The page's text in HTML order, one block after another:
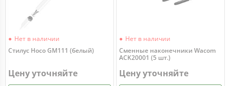
Нет в наличии
Стилус Hoco GM111 (белый)
Цену уточняйте
Нет в наличии
Сменные наконечники Wacom
ACK20001 (5 шт.)
Цену уточняйте